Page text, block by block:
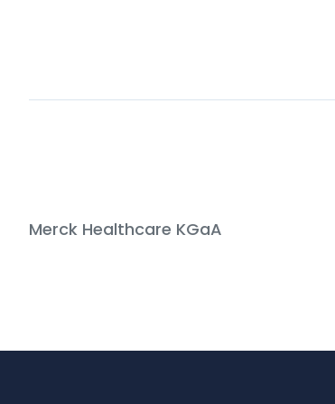
Merck Healthcare KGaA